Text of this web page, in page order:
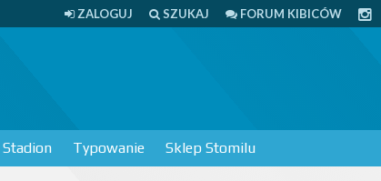
ZALOGUJ SZUKAJ FORUM KIBICÓW
Stadion Typowanie Sklep Stomilu